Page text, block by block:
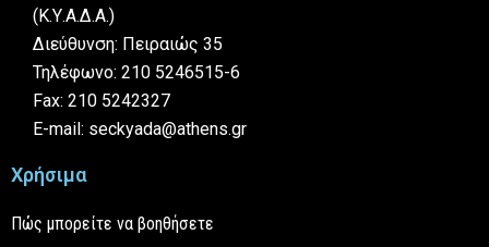
(Κ.Υ.Α.Δ.Α.)
Διεύθυνση: Πειραιώς 35
Τηλέφωνο: 210 5246515-6
Fax: 210 5242327
E-mail: seckyada@athens.gr
Χρήσιμα
Πώς μπορείτε να βοηθήσετε